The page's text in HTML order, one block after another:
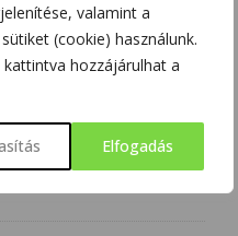
valamint a
(cookie) használunk.
hozzájárulhat a
Elfogadás